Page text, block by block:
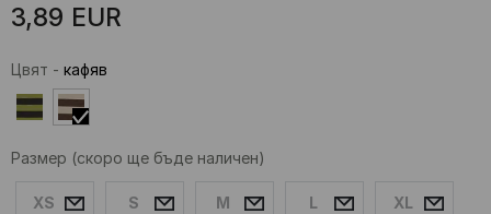
3,89 EUR
Цвят - кaфяв
Размер (скоро ще бъде наличен)
XS S M L XL